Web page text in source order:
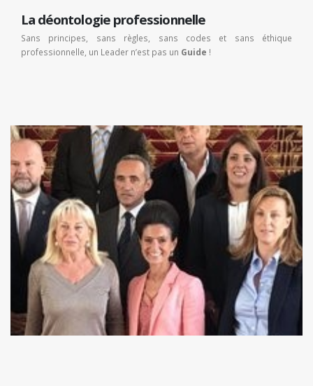
La déontologie professionnelle
Sans principes, sans règles, sans codes et sans éthique
professionnelle, un Leader n’est pas un Guide !